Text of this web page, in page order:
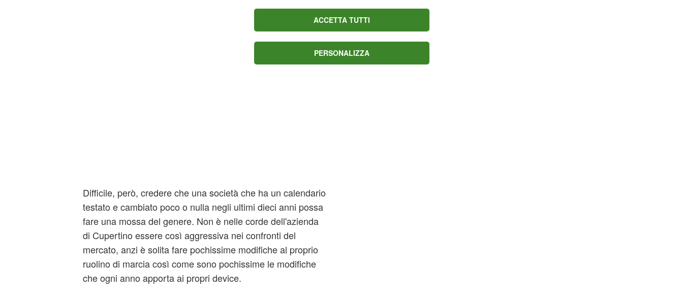
Difficile, però, credere che una società che ha un calendario
testato e cambiato poco o nulla negli ultimi dieci anni possa
fare una mossa del genere. Non è nelle corde dell'azienda
di Cupertino essere così aggressiva nei confronti del
mercato, anzi è solita fare pochissime modifiche al proprio
ruolino di marcia così come sono pochissime le modifiche
che ogni anno apporta ai propri device.
ACCETTA TUTTI
PERSONALIZZA